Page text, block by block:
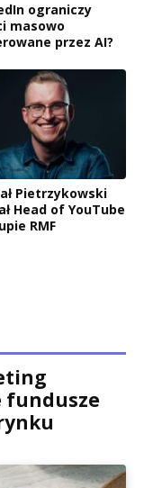
ograniczy
masowo
przez AI?
Pietrzykowski
Head of YouTube
RMF
fundusze